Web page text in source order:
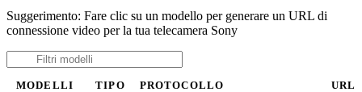
Suggerimento: Fare clic su un modello per generare un URL di
connessione video per la tua telecamera Sony
MODELLI TIPO PROTOCOLLO URL